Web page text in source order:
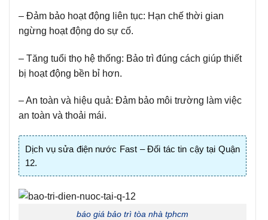
– Đảm bảo hoạt động liên tục: Hạn chế thời gian
ngừng hoạt động do sự cố.
– Tăng tuổi thọ hệ thống: Bảo trì đúng cách giúp thiết
bị hoạt động bền bỉ hơn.
– An toàn và hiệu quả: Đảm bảo môi trường làm việc
an toàn và thoải mái.
Dịch vụ sửa điện nước Fast – Đối tác tin cậy tại Quận
12.
báo giá bảo trì tòa nhà tphcm